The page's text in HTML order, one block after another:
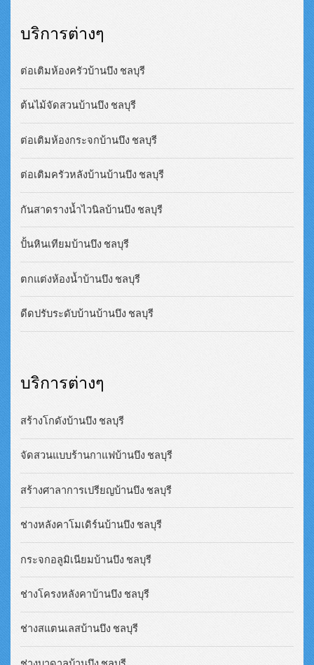
บริการต่างๆ
ต่อเติมห้องครัวบ้านบึง ชลบุรี
ต้นไม้จัดสวนบ้านบึง ชลบุรี
ต่อเติมห้องกระจกบ้านบึง ชลบุรี
ต่อเติมครัวหลังบ้านบ้านบึง ชลบุรี
กันสาดรางน้ำไวนิลบ้านบึง ชลบุรี
ปั้นหินเทียมบ้านบึง ชลบุรี
ตกแต่งห้องน้ำบ้านบึง ชลบุรี
ดีดปรับระดับบ้านบ้านบึง ชลบุรี
บริการต่างๆ
สร้างโกดังบ้านบึง ชลบุรี
จัดสวนแบบร้านกาแฟบ้านบึง ชลบุรี
สร้างศาลาการเปรียญบ้านบึง ชลบุรี
ช่างหลังคาโมเดิร์นบ้านบึง ชลบุรี
กระจกอลูมิเนียมบ้านบึง ชลบุรี
ช่างโครงหลังคาบ้านบึง ชลบุรี
ช่างสแตนเลสบ้านบึง ชลบุรี